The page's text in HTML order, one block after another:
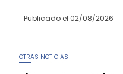
Publicado el 02/08/2026
OTRAS NOTICIAS